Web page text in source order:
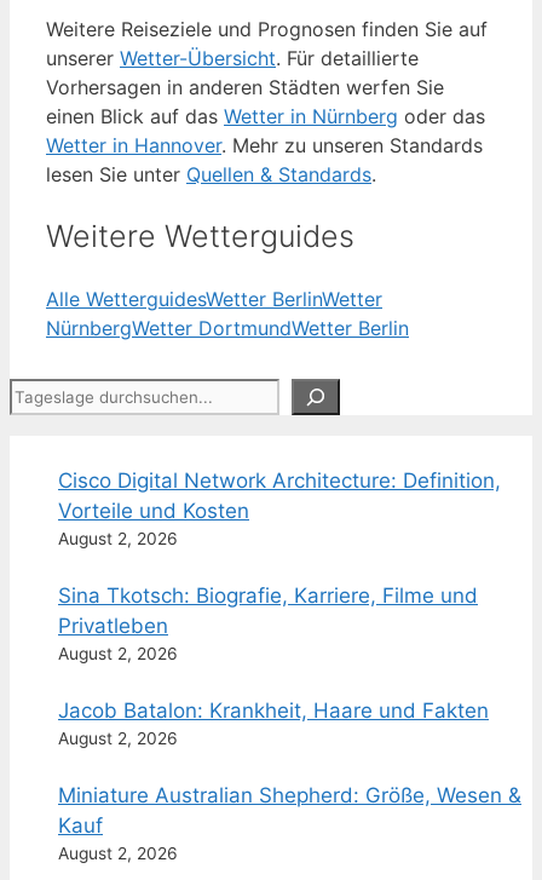
Weitere Reiseziele und Prognosen finden Sie auf
unserer Wetter-Übersicht. Für detaillierte
Vorhersagen in anderen Städten werfen Sie
einen Blick auf das Wetter in Nürnberg oder das
Wetter in Hannover. Mehr zu unseren Standards
lesen Sie unter Quellen & Standards.
Weitere Wetterguides
Alle WetterguidesWetter BerlinWetter
NürnbergWetter DortmundWetter Berlin
Suchen
Cisco Digital Network Architecture: Definition,
Vorteile und Kosten
August 2, 2026
Sina Tkotsch: Biografie, Karriere, Filme und
Privatleben
August 2, 2026
Jacob Batalon: Krankheit, Haare und Fakten
August 2, 2026
Miniature Australian Shepherd: Größe, Wesen &
Kauf
August 2, 2026